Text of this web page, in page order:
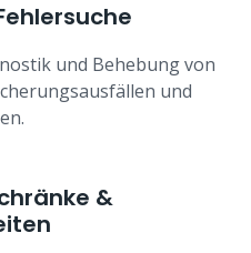
und Behebung von
und
&